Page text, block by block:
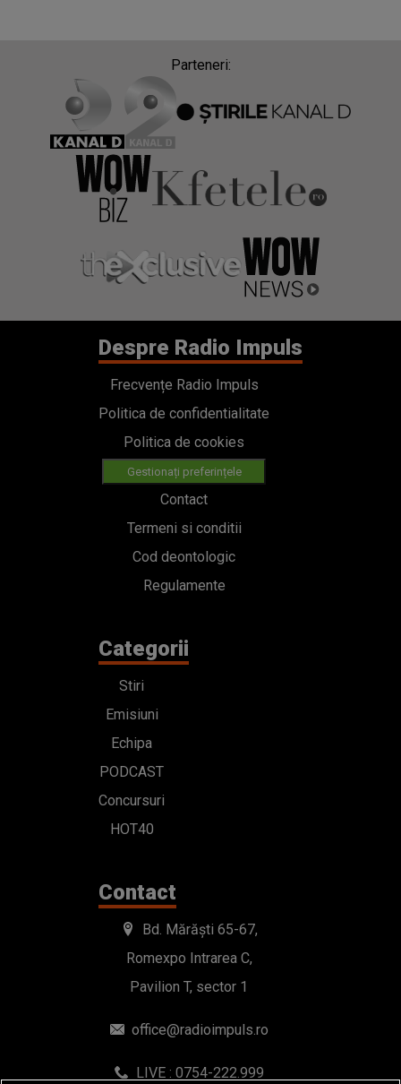
Parteneri:
Despre Radio Impuls
Frecvențe Radio Impuls
Politica de confidentialitate
Politica de cookies
Gestionați preferințele
Contact
Termeni si conditii
Cod deontologic
Regulamente
Categorii
Stiri
Emisiuni
Echipa
PODCAST
Concursuri
HOT40
Contact
Bd. Mărăști 65-67,
Romexpo Intrarea C,
Pavilion T, sector 1
office@radioimpuls.ro
LIVE : 0754-222.999